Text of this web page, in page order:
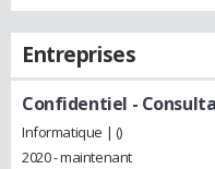
Entreprises
Confidentiel -
Informatique | ()
2020 - maintenant